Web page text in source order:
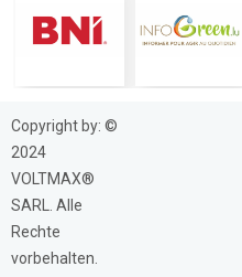
Copyright by: ©
2024
VOLTMAX®
SARL. Alle
Rechte
vorbehalten.